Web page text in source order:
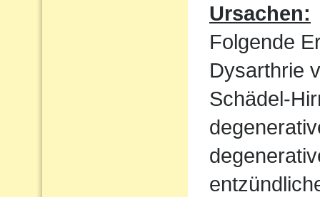
Ursachen:
Folgende
Dysarthrie
Schädel-